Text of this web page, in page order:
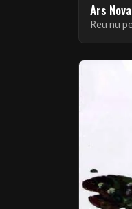
Ars Nova